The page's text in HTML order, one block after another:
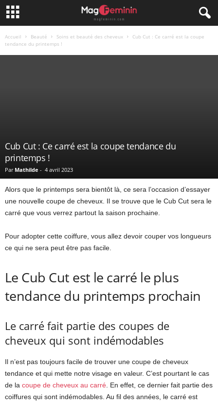
Accueil Beauté Soins et beauté des cheveux
Cub Cut : Ce carré est la coupe
tendance du printemps !
Cub Cut : Ce carré est la coupe tendance du
printemps !
Par Mathilde - 4 avril 2023
Alors que le printemps sera bientôt là, ce sera l’occasion d’essayer
une nouvelle coupe de cheveux. Il se trouve que le Cub Cut sera le
carré que vous verrez partout la saison prochaine.
Pour adopter cette coiffure, vous allez devoir couper vos longueurs
ce qui ne sera peut être pas facile.
Le Cub Cut est le carré le plus
tendance du printemps prochain
Le carré fait partie des coupes de
cheveux qui sont indémodables
Il n’est pas toujours facile de trouver une coupe de cheveux
tendance et qui mette notre visage en valeur. C’est pourtant le cas
de la coupe de cheveux au carré. En effet, ce dernier fait partie des
coiffures qui sont indémodables. Au fil des années, le carré est